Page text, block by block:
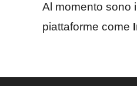
Al momento sono
piattaforme come